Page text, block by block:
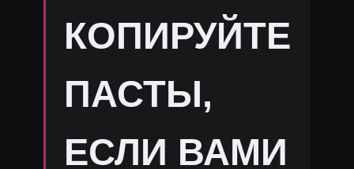
КОПИРУЙТЕ
ПАСТЫ,
ЕСЛИ ВАМИ